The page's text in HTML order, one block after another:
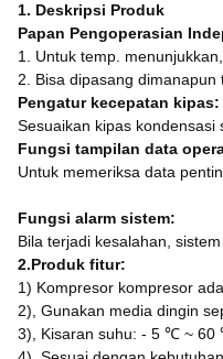
1. Deskripsi Produk
Papan Pengoperasian
1. Untuk temp.
2. Bisa dipasang dimanapun
Pengatur kecepatan kipas:
Sesuaikan kipas kondensasi
Fungsi tampilan data
Untuk memeriksa data
Fungsi alarm sistem:
Bila terjadi kesalahan,
2.Produk fitur:
1) Kompresor kompresor
2), Gunakan media dingin
3), Kisaran suhu: - 5 ℃ ~ 60